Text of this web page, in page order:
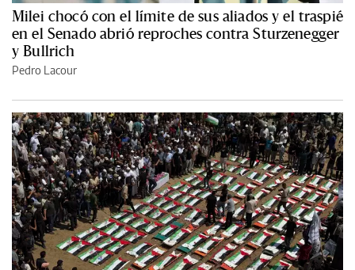
Milei chocó con el límite de sus aliados y el traspié
en el Senado abrió reproches contra Sturzenegger
y Bullrich
Pedro Lacour